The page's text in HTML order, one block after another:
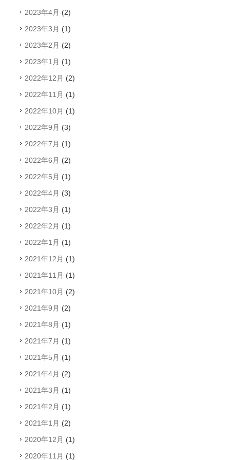
2023年4月 (2)
2023年3月 (1)
2023年2月 (2)
2023年1月 (1)
2022年12月 (2)
2022年11月 (1)
2022年10月 (1)
2022年9月 (3)
2022年7月 (1)
2022年6月 (2)
2022年5月 (1)
2022年4月 (3)
2022年3月 (1)
2022年2月 (1)
2022年1月 (1)
2021年12月 (1)
2021年11月 (1)
2021年10月 (2)
2021年9月 (2)
2021年8月 (1)
2021年7月 (1)
2021年5月 (1)
2021年4月 (2)
2021年3月 (1)
2021年2月 (1)
2021年1月 (2)
2020年12月 (1)
2020年11月 (1)